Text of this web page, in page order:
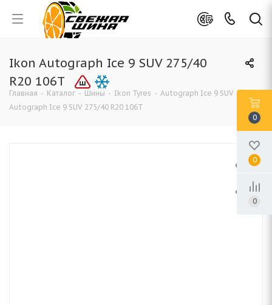
Ikon Autograph Ice 9 SUV 275/40
R20 106T
Главная - Каталог - Шины - Ikon Tyres - Autograph Ice 9 SUV -
Autograph Ice 9 SUV 275/40 R20 106T
0
0
0